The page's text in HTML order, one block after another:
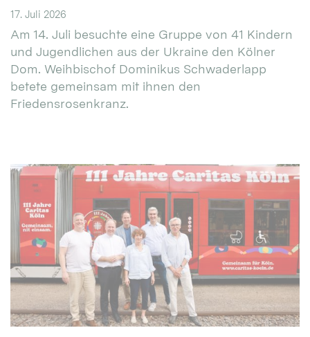
17. Juli 2026
Am 14. Juli besuchte eine Gruppe von 41 Kindern
und Jugendlichen aus der Ukraine den Kölner
Dom. Weihbischof Dominikus Schwaderlapp
betete gemeinsam mit ihnen den
Friedensrosenkranz.